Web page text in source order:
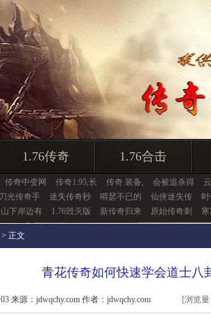
1.76传奇 1.76合击
传奇中变网 传奇1.95,长 传奇 装备, 会被追杀得
刀光传奇手 迷失传奇秒 嘚瑟不已的 仙侠迷失传
山下岸边有 1.76毁灭版 新传奇归来 原始传奇刺
> 正文
青花传奇如何快速学会道士八
来源：jdwqchy.com 作者：jdwqchy.com [浏览